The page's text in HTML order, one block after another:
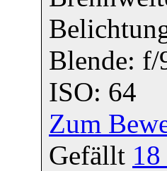
Blende: f/
ISO: 64
Zum
Gefällt 18